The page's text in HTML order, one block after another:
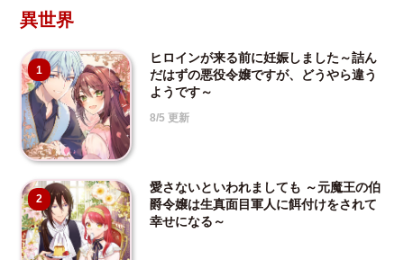
異世界
1
ヒロインが来る前に妊娠しました～詰ん
だはずの悪役令嬢ですが、どうやら違う
ようです～
8/5 更新
2
愛さないといわれましても ～元魔王の伯
爵令嬢は生真面目軍人に餌付けをされて
幸せになる～